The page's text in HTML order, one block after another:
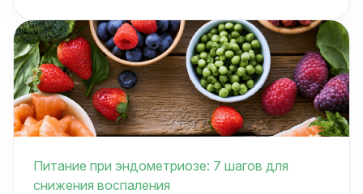
Питание при эндометриозе: 7 шагов для
снижения воспаления